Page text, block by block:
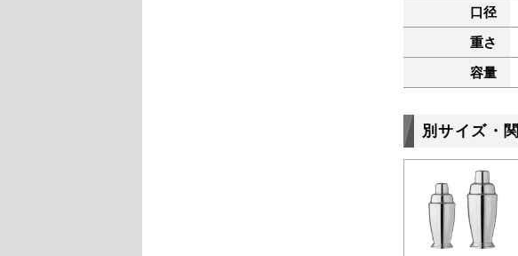
口径
重さ
容量
別サイズ・